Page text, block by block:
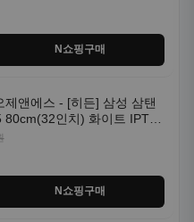
N쇼핑구매
제앤에스 - [히든] 삼성 삼탠
인치) 화이트 IPTV
N쇼핑구매